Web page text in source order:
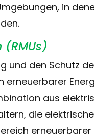
in
und den Schutz
erneuerbarer
aus
die
erneuerbarer